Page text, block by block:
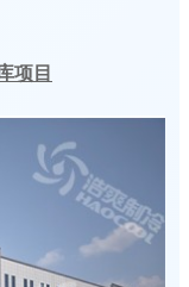
项目